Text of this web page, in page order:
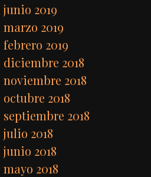
junio 2019
marzo 2019
febrero 2019
diciembre 2018
noviembre 2018
octubre 2018
septiembre 2018
julio 2018
junio 2018
mayo 2018